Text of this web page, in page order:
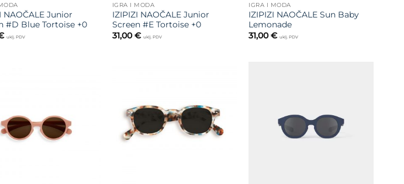
NAOČALE Junior
#D Blue Tortoise +0
uklj. PDV
IGRA I MODA
IZIPIZI NAOČALE Junior
Screen #E Tortoise +0
31,00€ uklj. PDV
IGRA I MODA
IZIPIZI NAOČALE Sun Baby
Lemonade
31,00€ uklj. PDV
želja